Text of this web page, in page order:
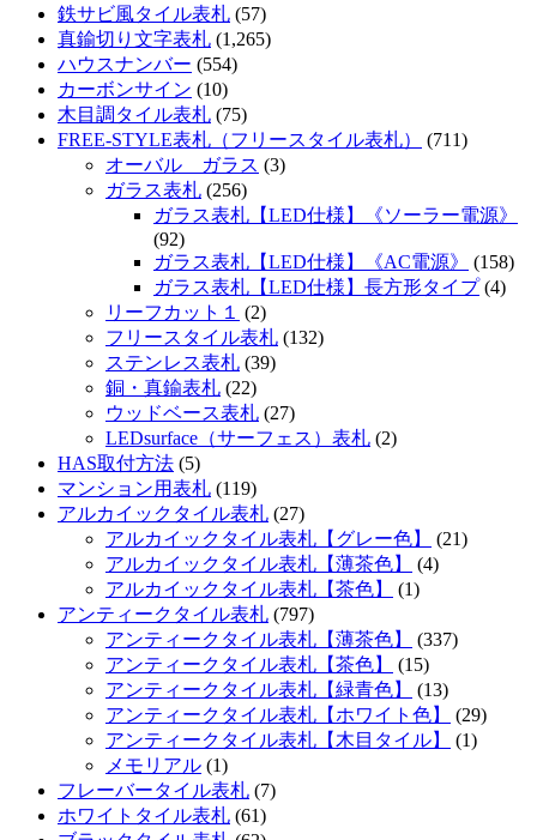
鉄サビ風タイル表札 (57)
真鍮切り文字表札 (1,265)
ハウスナンバー (554)
カーボンサイン (10)
木目調タイル表札 (75)
FREE-STYLE表札（フリースタイル表札）
(711)
オーバル ガラス (3)
ガラス表札 (256)
ガラス表札【LED仕様】《ソーラー電源》
(92)
ガラス表札【LED仕様】《AC電源》
(158)
ガラス表札【LED仕様】長方形タイプ(4)
リーフカット１
(2)
フリースタイル表札 (132)
ステンレス表札 (39)
銅・真鍮表札 (22)
ウッドベース表札 (27)
LEDsurface（サーフェス）表札 (2)
HAS取付方法 (5)
マンション用表札 (119)
アルカイックタイル表札 (27)
アルカイックタイル表札【グレー色】
(21)
アルカイックタイル表札【薄茶色】
(4)
アルカイックタイル表札【茶色】
(1)
アンティークタイル表札 (797)
アンティークタイル表札【薄茶色】
(337)
アンティークタイル表札【茶色】
(15)
アンティークタイル表札【緑青色】
(13)
アンティークタイル表札【ホワイト色】
(29)
アンティークタイル表札【木目タイル】
(1)
メモリアル (1)
フレーバータイル表札 (7)
ホワイトタイル表札 (61)